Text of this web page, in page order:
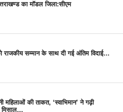
का मॉडल जिला:सीएम
सम्मान के साथ दी गई अंतिम विदाई…
महिलाओं की ताकत, ‘स्वाभिमान’ ने गढ़ी
मिसाल…